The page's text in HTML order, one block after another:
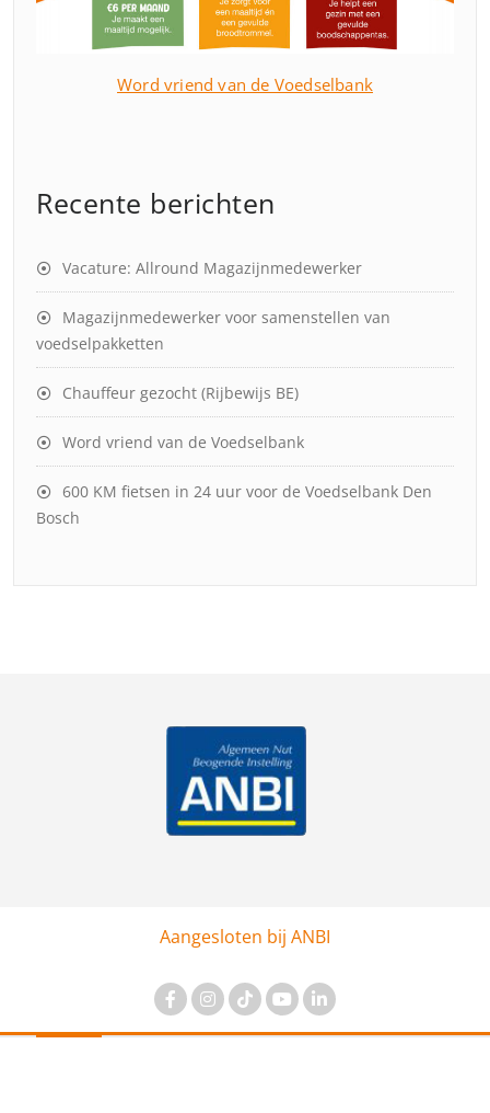
Word vriend van de Voedselbank
Recente berichten
Vacature: Allround Magazijnmedewerker
Magazijnmedewerker voor samenstellen van
voedselpakketten
Chauffeur gezocht (Rijbewijs BE)
Word vriend van de Voedselbank
600 KM fietsen in 24 uur voor de Voedselbank Den
Bosch
Aangesloten bij ANBI